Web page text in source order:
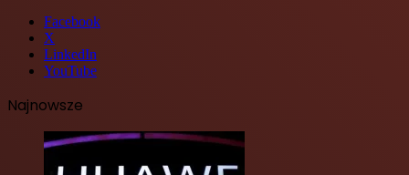
Facebook
X
LinkedIn
YouTube
Najnowsze